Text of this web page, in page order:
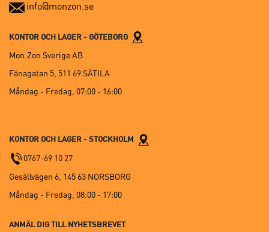
info@monzon.se
KONTOR OCH LAGER - GÖTEBORG
Mon.Zon Sverige AB
Fänagatan 5, 511 69 SÄTILA
Måndag - Fredag, 07:00 - 16:00
KONTOR OCH LAGER - STOCKHOLM
0767-69 10 27
Gesällvägen 6, 145 63 NORSBORG
Måndag - Fredag, 08:00 - 17:00
ANMÄL DIG TILL NYHETSBREVET